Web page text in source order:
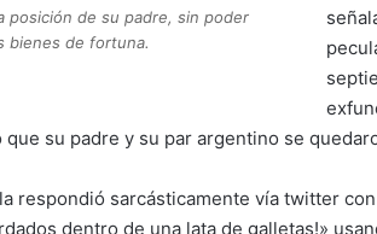
posición de su padre, sin poder
bienes de fortuna.
su padre y su par argentino se
respondió sarcásticamente vía twitter
dentro de una lata de galletas!»